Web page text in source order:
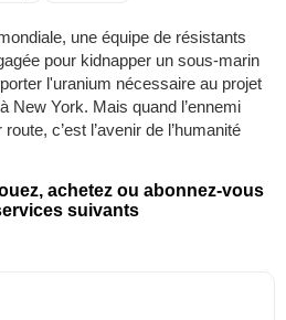
une équipe de résistants
pour kidnapper un sous-marin
l'uranium nécessaire au projet
New York. Mais quand l’ennemi
c’est l’avenir de l’humanité
achetez ou abonnez-vous
suivants